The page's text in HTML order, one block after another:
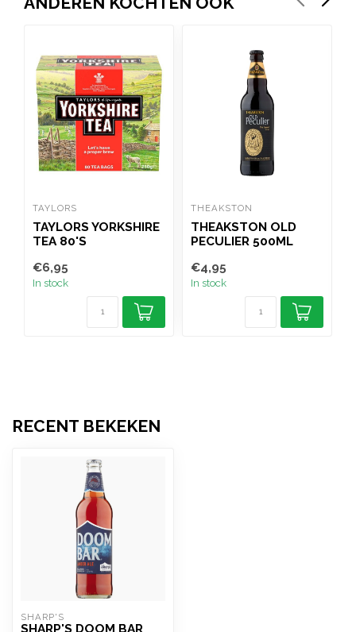
TAYLORS
TAYLORS YORKSHIRE
TEA 80'S
€6,95
In stock
THEAKSTON
THEAKSTON OLD
PECULIER 500ML
€4,95
In stock
RECENT BEKEKEN
SHARP'S
SHARP'S DOOM BAR